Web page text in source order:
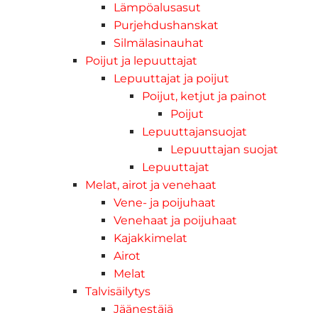
Lämpöalusasut
Purjehdushanskat
Silmälasinauhat
Poijut ja lepuuttajat
Lepuuttajat ja poijut
Poijut, ketjut ja painot
Poijut
Lepuuttajansuojat
Lepuuttajan suojat
Lepuuttajat
Melat, airot ja venehaat
Vene- ja poijuhaat
Venehaat ja poijuhaat
Kajakkimelat
Airot
Melat
Talvisäilytys
Jäänestäjä